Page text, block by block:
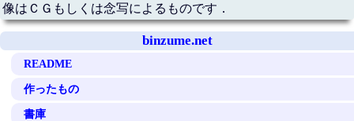
像はＣＧもしくは念写によるものです．
binzume.net
README
作ったもの
書庫